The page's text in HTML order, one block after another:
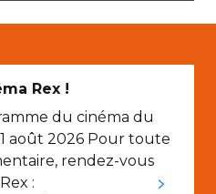
Rex !
du cinéma du
août 2026 Pour toute
rendez-vous
: